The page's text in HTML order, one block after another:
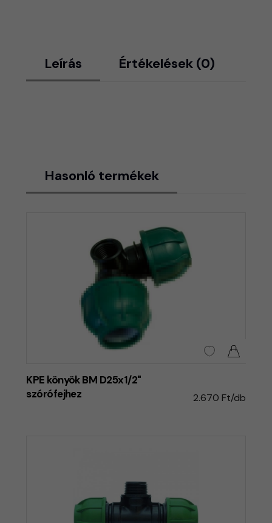
Leírás Értékelések (0)
Hasonló termékek
KPE könyök BM D25x1/2"
szórófejhez
2.670 Ft/db